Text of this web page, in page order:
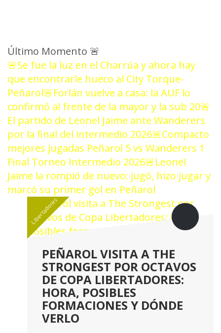
Último Momento 🚨
🚨Se fue la luz en el Charrúa y ahora hay
que encontrarle hueco al City Torque-
Peñarol🚨Forlán vuelve a casa: la AUF lo
confirmó al frente de la mayor y la sub 20🚨
El partido de Leonel Jaime ante Wanderers
por la final del intermedio 2026🚨Compacto
mejores jugadas Peñarol 5 vs Wanderers 1
Final Torneo Intermedio 2026🚨Leonel
Jaime la rompió de nuevo: jugó, hizo jugar y
marcó su primer gol en Peñarol
Libertadores
PEÑAROL VISITA A THE
STRONGEST POR OCTAVOS
DE COPA LIBERTADORES:
HORA, POSIBLES
FORMACIONES Y DÓNDE
VERLO